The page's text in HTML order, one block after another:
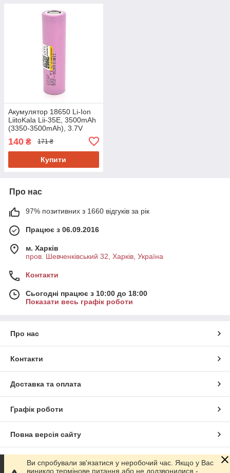
Акумулятор 18650 Li-Ion
LiitoKala Lii-35E, 3500mAh
(3350-3500mAh), 3.7V
(2.5-4.2V), Pink, PVC BOX
Q2, ціна за 1 шт
140 ₴ 171 ₴
Купити
Про нас
97% позитивних з 1660 відгуків за рік
Працює з 06.09.2016
м. Харків
пров. Шевченківський 32, Харків, Україна
Контакти
Сьогодні працює з 10:00 до 18:00
Показати весь графік роботи
Про нас
Контакти
Доставка та оплата
Графік роботи
Повна версія сайту
Сайт створено на маркетплейсі Prom.ua
Ви спробували зв'язатися у неробочий час. Якщо у Вас
виникло термінове питання або не додзвонилися -